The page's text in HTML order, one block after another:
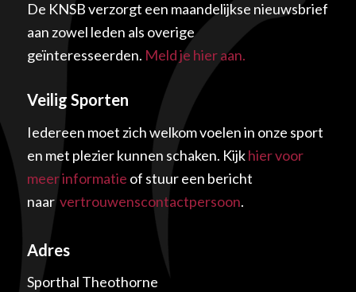
De KNSB verzorgt een maandelijkse nieuwsbrief
aan zowel leden als overige
geïnteresseerden. Meld je hier aan.
Veilig Sporten
Iedereen moet zich welkom voelen in onze sport
en met plezier kunnen schaken. Kijkhier voor
meer informatie of stuur een bericht
naarvertrouwenscontactpersoon.
Adres
Sporthal Theothorne